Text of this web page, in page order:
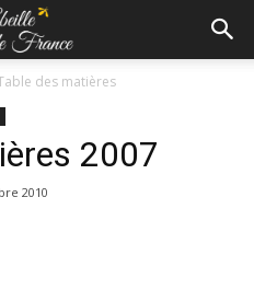
des matières
2007
2010